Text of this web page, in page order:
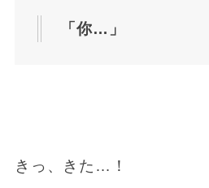
「你…」
きっ、きた…！